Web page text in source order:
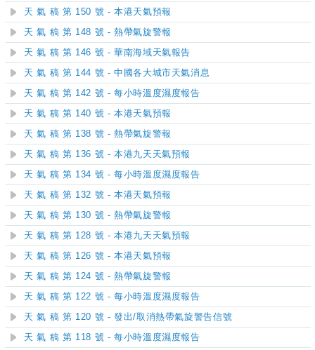
天 氣 稿 第 150 號 - 本港天氣預報
天 氣 稿 第 148 號 - 熱帶氣旋警報
天 氣 稿 第 146 號 - 華南海域天氣報告
天 氣 稿 第 144 號 - 中國各大城市天氣消息
天 氣 稿 第 142 號 - 每小時溫度濕度報告
天 氣 稿 第 140 號 - 本港天氣預報
天 氣 稿 第 138 號 - 熱帶氣旋警報
天 氣 稿 第 136 號 - 本港九天天氣預報
天 氣 稿 第 134 號 - 每小時溫度濕度報告
天 氣 稿 第 132 號 - 本港天氣預報
天 氣 稿 第 130 號 - 熱帶氣旋警報
天 氣 稿 第 128 號 - 本港九天天氣預報
天 氣 稿 第 126 號 - 本港天氣預報
天 氣 稿 第 124 號 - 熱帶氣旋警報
天 氣 稿 第 122 號 - 每小時溫度濕度報告
天 氣 稿 第 120 號 - 發出/取消熱帶氣旋警告信號
天 氣 稿 第 118 號 - 每小時溫度濕度報告